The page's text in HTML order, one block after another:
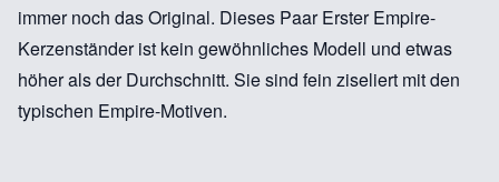
immer noch das Original. Dieses Paar Erster Empire-
Kerzenständer ist kein gewöhnliches Modell und etwas
höher als der Durchschnitt. Sie sind fein ziseliert mit den
typischen Empire-Motiven.